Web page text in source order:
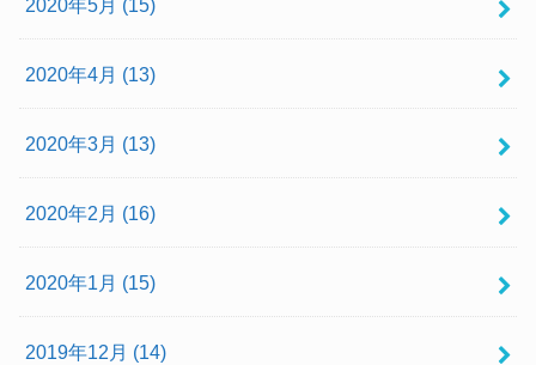
2020年5月 (15)
2020年4月 (13)
2020年3月 (13)
2020年2月 (16)
2020年1月 (15)
2019年12月 (14)